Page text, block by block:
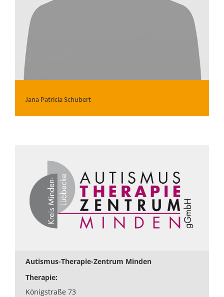
Jana Patricia Schubert
Autismus-Therapie-Zentrum Minden
Therapie:
Königstraße 73